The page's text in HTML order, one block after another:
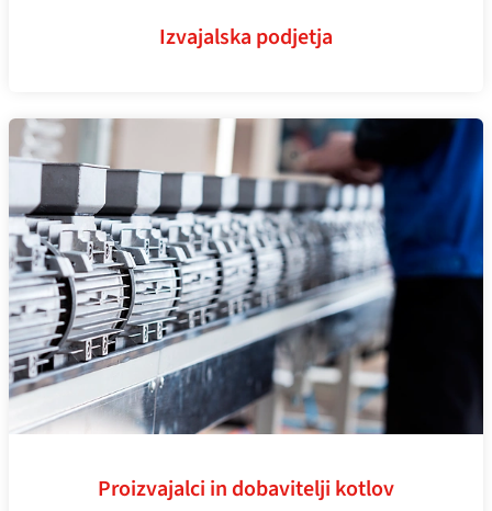
Izvajalska podjetja
Proizvajalci in dobavitelji kotlov